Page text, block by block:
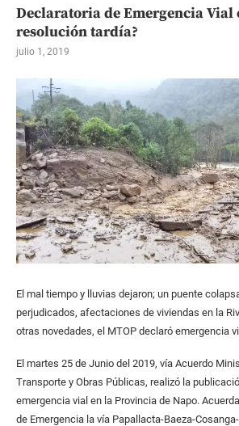
Declaratoria de Emergencia Vial
resolución tardía?
julio 1, 2019
El mal tiempo y lluvias dejaron; un puente
perjudicados, afectaciones de viviendas en la
otras novedades, el MTOP declaró emergencia
El martes 25 de Junio del 2019, vía Acuerdo
Transporte y Obras Públicas, realizó la
emergencia vial en la Provincia de Napo.
de Emergencia la vía Papallacta-Baeza-